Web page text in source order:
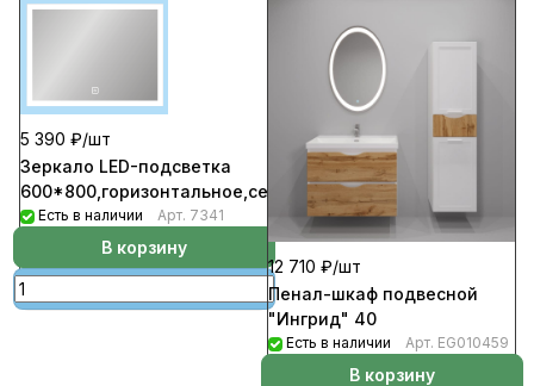
5 390 ₽/шт
Зеркало LED-подсветка
600*800,горизонтальное,сенсорное
Есть в наличии Арт. 7341
В корзину
12 710 ₽/шт
Пенал-шкаф подвесной
"Ингрид" 40
Есть в наличии Арт. EG010459
В корзину